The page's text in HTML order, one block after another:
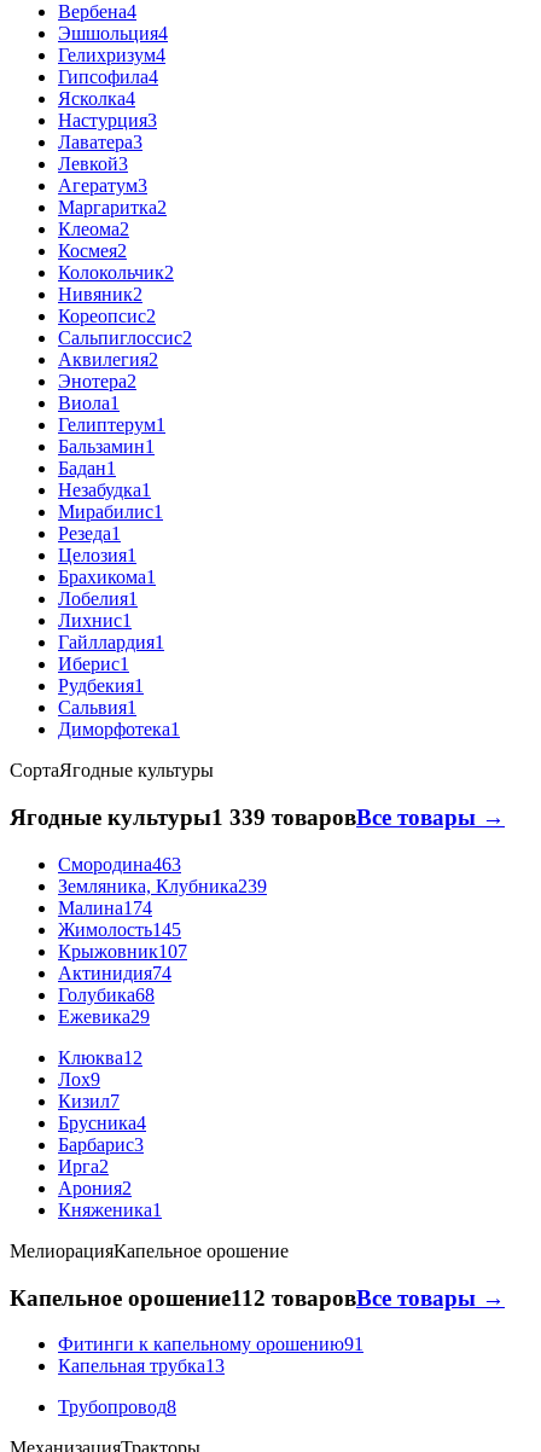
Вербена4
Эшшольция4
Гелихризум4
Гипсофила4
Ясколка4
Настурция3
Лаватера3
Левкой3
Агератум3
Маргаритка2
Клеома2
Космея2
Колокольчик2
Нивяник2
Кореопсис2
Сальпиглоссис2
Аквилегия2
Энотера2
Виола1
Гелиптерум1
Бальзамин1
Бадан1
Незабудка1
Мирабилис1
Резеда1
Целозия1
Брахикома1
Лобелия1
Лихнис1
Гайллардия1
Иберис1
Рудбекия1
Сальвия1
Диморфотека1
СортаЯгодные культуры
Ягодные культуры1 339 товаровВсе товары →
Смородина463
Земляника, Клубника239
Малина174
Жимолость145
Крыжовник107
Актинидия74
Голубика68
Ежевика29
Клюква12
Лох9
Кизил7
Брусника4
Барбарис3
Ирга2
Арония2
Княженика1
МелиорацияКапельное орошение
Капельное орошение112 товаровВсе товары →
Фитинги к капельному орошению91
Капельная трубка13
Трубопровод8